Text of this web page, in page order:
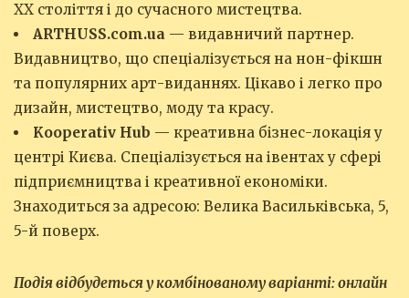
ХХ століття і до сучасного мистецтва.
ARTHUSS.com.ua — видавничий партнер.
Видавництво, що спеціалізується на нон-фікшн
та популярних арт-виданнях. Цікаво і легко про
дизайн, мистецтво, моду та красу.
Kooperativ Hub — креативна бізнес-локація у
центрі Києва. Спеціалізується на івентах у сфері
підприємництва і креативної економіки.
Знаходиться за адресою: Велика Васильківська, 5,
5-й поверх.
Подія відбудеться у комбінованому варіанті: онлайн